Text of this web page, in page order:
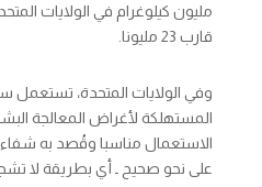
مليون كيلوغرام في الولايات
قارب 23 مليونا.
وفي الولايات المتحدة، تستعمل
المستهلكة لأغراض المعالجة
الاستعمال مناسبا وقُصد به شفاء
على نحو صحيح ـ أي بطريقة لا